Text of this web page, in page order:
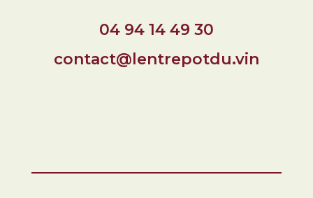
04 94 14 49 30
contact@lentrepotdu.vin